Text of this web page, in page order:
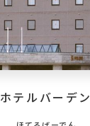
ホテルバーデン